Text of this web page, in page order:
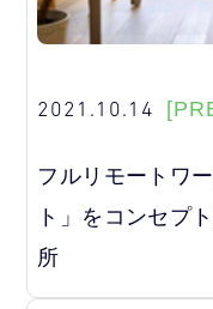
2021.10.14
フルリモートワ
ト」をコンセプ
所